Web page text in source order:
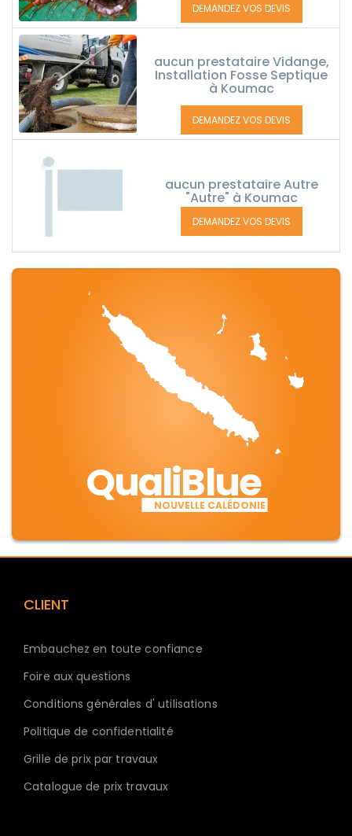
DEMANDEZ VOS DEVIS
aucun prestataire Vidange,
Installation Fosse Septique
à Koumac
DEMANDEZ VOS DEVIS
aucun prestataire Autre
"Autre" à Koumac
DEMANDEZ VOS DEVIS
QualiBlue
NOUVELLE CALÉDONIE
CLIENT
Embauchez en toute confiance
Foire aux questions
Conditions générales d' utilisations
Politique de confidentialité
Grille de prix par travaux
Catalogue de prix travaux